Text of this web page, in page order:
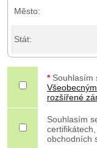
Město:
Stát:
* Souhlasím
rozšířené
Souhlasím
obchodních